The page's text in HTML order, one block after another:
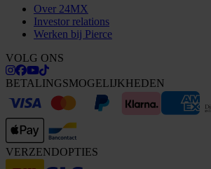
Over 24MX
Investor relations
Werken bij Pierce
VOLG ONS
BETALINGSMOGELIJKHEDEN
VERZENDOPTIES